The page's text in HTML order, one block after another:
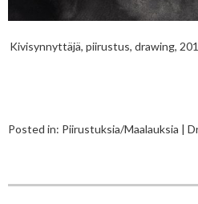
Kivisynnyttäjä, piirustus, drawing,
Posted in: Piirustuksia/Maalauksia |